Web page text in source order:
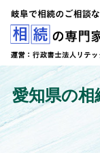
愛知県の相